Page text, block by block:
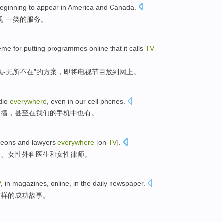
to appear in America and Canada
”一类的服务。
for putting programmes online that it calls TV
-无所不在”的方案 ， 即将电视节目 放到网上。
everywhere even in our cell phones
， 甚至在我们的手机中也有。
and lawyers everywhere [on TV].
、女性外科医生和女性律师。
, in magazines online , in the daily newspaper.
的成功故事。